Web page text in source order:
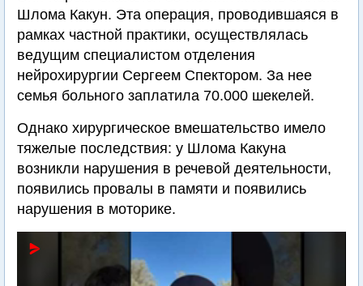
Шлома Какун. Эта операция, проводившаяся в
рамках частной практики, осуществлялась
ведущим специалистом отделения
нейрохирургии Сергеем Спектором. За нее
семья больного заплатила 70.000 шекелей.
Однако хирургическое вмешательство имело
тяжелые последствия: у Шлома Какуна
возникли нарушения в речевой деятельности,
появились провалы в памяти и появились
нарушения в моторике.